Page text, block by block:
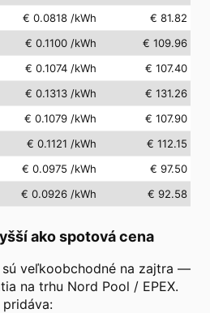
€ 0.0818 /kWh
€ 81.82
€ 0.1100 /kWh
€ 109.96
€ 0.1074 /kWh
€ 107.40
€ 0.1313 /kWh
€ 131.26
€ 0.1079 /kWh
€ 107.90
€ 0.1121 /kWh
€ 112.15
€ 0.0975 /kWh
€ 97.50
€ 0.0926 /kWh € 92.58
ako spotová cena
veľkoobchodné na zajtra —
na trhu Nord Pool / EPEX.